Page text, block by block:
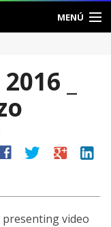
MENÚ
_
twitter google linkedin
video